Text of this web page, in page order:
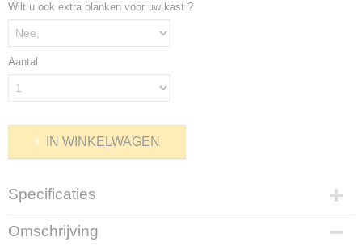
Wilt u ook extra planken voor uw kast ?
Aantal
IN WINKELWAGEN
Specificaties
Productcode
40-20913
Omschrijving